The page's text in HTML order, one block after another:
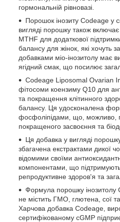
гормональній рівновазі.
Порошок інозиту Codeage у
вигляді порошку також
MTHF для додаткової
балансу для жінок, які хочуть
добавками міо-інозитолу має
ягідний смак, що посилює
Codeage Liposomal Ovarian
фітосоми коензиму Q10 для
та покращення клітинного
балансу. Ця удосконалена
фосфоліпідами, що, можливо,
покращеного засвоєння та
Ця добавка у вигляді
збагачена екстрактами дикої
відомими своїми
компонентами, що
репродуктивне здоров'я та
Формула порошку інозитолу
не містить ГМО, глютена, сої
Харчова добавка Codeage,
сертифікованому cGMP